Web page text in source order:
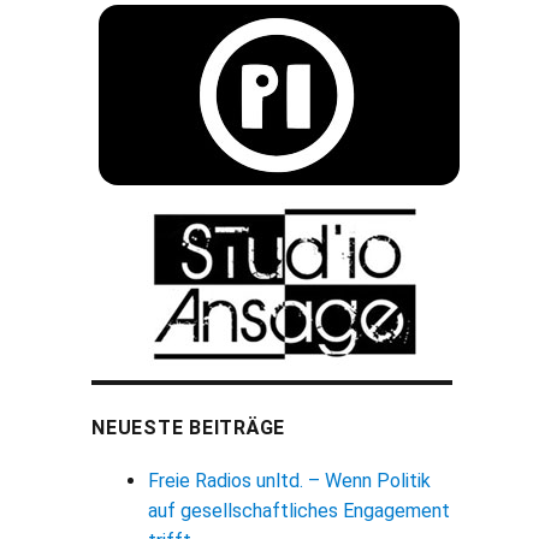
NEUESTE BEITRÄGE
Freie Radios unltd. – Wenn Politik
auf gesellschaftliches Engagement